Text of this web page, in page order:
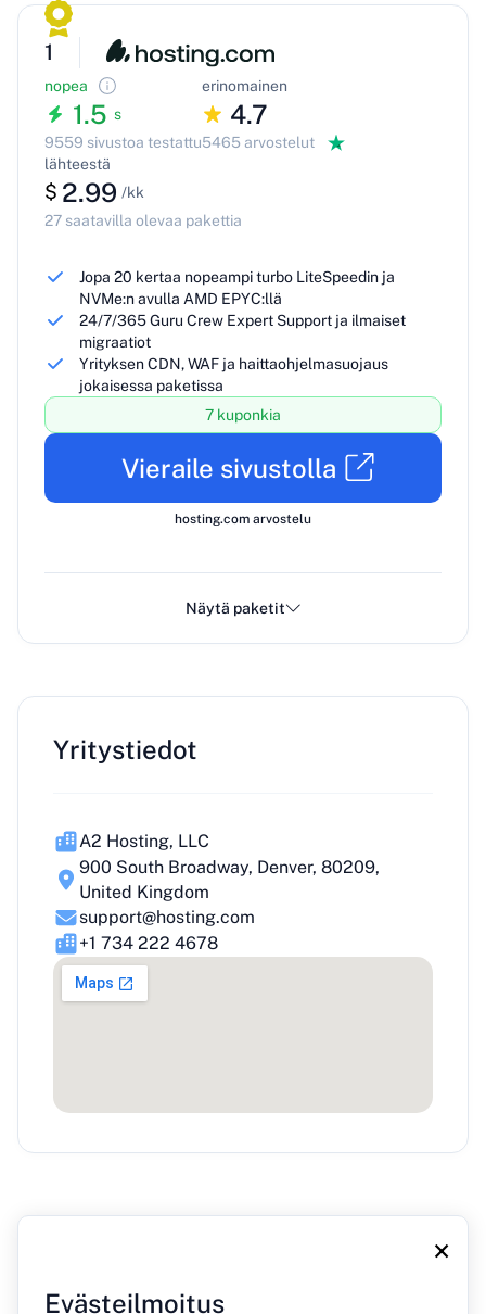
×
Evästeilmoitus
1
nopea
1.5 s
9559 sivustoa testattu
erinomainen
4.7
5465 arvostelut
lähteestä
$ 2.99 /kk
27 saatavilla olevaa pakettia
Jopa 20 kertaa nopeampi turbo LiteSpeedin ja
NVMe:n avulla AMD EPYC:llä
24/7/365 Guru Crew Expert Support ja ilmaiset
migraatiot
Yrityksen CDN, WAF ja haittaohjelmasuojaus
jokaisessa paketissa
7 kuponkia
Vieraile sivustolla
hosting.com arvostelu
Näytä paketit
Yritystiedot
A2 Hosting, LLC
900 South Broadway, Denver, 80209,
United Kingdom
support@hosting.com
+1 734 222 4678